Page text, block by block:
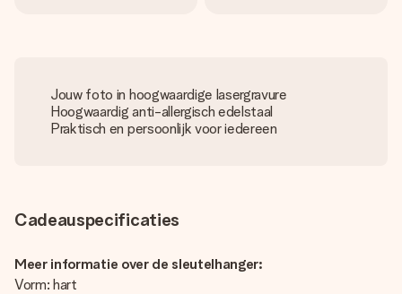
Jouw foto in hoogwaardige lasergravure
Hoogwaardig anti-allergisch edelstaal
Praktisch en persoonlijk voor iedereen
Cadeauspecificaties
Meer informatie over de sleutelhanger:
Vorm: hart